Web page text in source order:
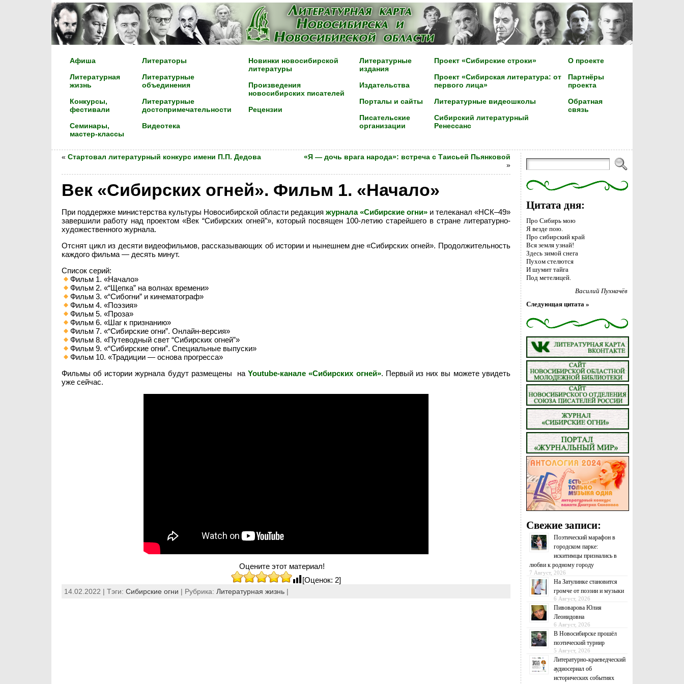
Афиша
Литературная
жизнь
Конкурсы,
фестивали
Семинары,
мастер-классы
Литераторы
Литературные
объединения
Литературные
достопримечательности
Видеотека
Новинки новосибирской
литературы
Произведения
новосибирских писателей
Рецензии
Литературные
издания
Издательства
Порталы и сайты
Писательские
организации
Проект «Сибирские строки»
Проект «Сибирская литература: от
первого лица»
Литературные видеошколы
Сибирский литературный
Ренессанс
О проекте
Партнёры
проекта
Обратная
связь
« Стартовал литературный конкурс имени П.П. Дедова
«Я — дочь врага народа»: встреча с Таисьей Пьянковой
»
Век «Сибирских огней». Фильм 1. «Начало»
При поддержке министерства культуры Новосибирской области редакция журнала «Сибирские огни»и телеканал «НСК–49»
завершили работу над проектом «Век “Сибирских огней”», который посвящен 100-летию старейшего в стране литературно-
художественного журнала.
Отснят цикл из десяти видеофильмов, рассказывающих об истории и нынешнем дне «Сибирских огней». Продолжительность
каждого фильма — десять минут.
Список серий:
Фильм 1. «Начало»
Фильм 2. «“Щепка” на волнах времени»
Фильм 3. «“Сибогни” и кинематограф»
Фильм 4. «Поэзия»
Фильм 5. «Проза»
Фильм 6. «Шаг к признанию»
Фильм 7. «“Сибирские огни”. Онлайн-версия»
Фильм 8. «Путеводный свет “Сибирских огней”»
Фильм 9. «“Сибирские огни”. Специальные выпуски»
Фильм 10. «Традиции — основа прогресса»
Фильмы об истории журнала будут размещены наYoutube-канале «Сибирских огней». Первый из них вы можете увидеть
уже сейчас.
Оцените этот материал!
[Оценок: 2]
14.02.2022 | Тэги: Сибирские огни | Рубрика: Литературная жизнь|
Цитата дня:
Про Сибирь мою
Я везде пою.
Про сибирский край
Вся земля узнай!
Здесь зимой снега
Пухом стелются
И шумит тайга
Под метелицей.
Василий Пухначёв
Следующая цитата »
Свежие записи:
Поэтический марафон в
городском парке:
искитимцы признались в
любви к родному городу
7 Август, 2026
На Затулинке становится
громче от поэзии и музыки
6 Август, 2026
Пивоварова Юлия
Леонидовна
6 Август, 2026
В Новосибирске прошёл
поэтический турнир
5 Август, 2026
Литературно-краеведческий
аудиосериал об
исторических событиях